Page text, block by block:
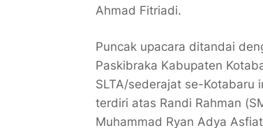
Ahmad Fitriadi.
Puncak upacara ditandai
Paskibraka Kabupaten
SLTA/sederajat se-Kotabaru
terdiri atas Randi Rahman
Muhammad Ryan Adya